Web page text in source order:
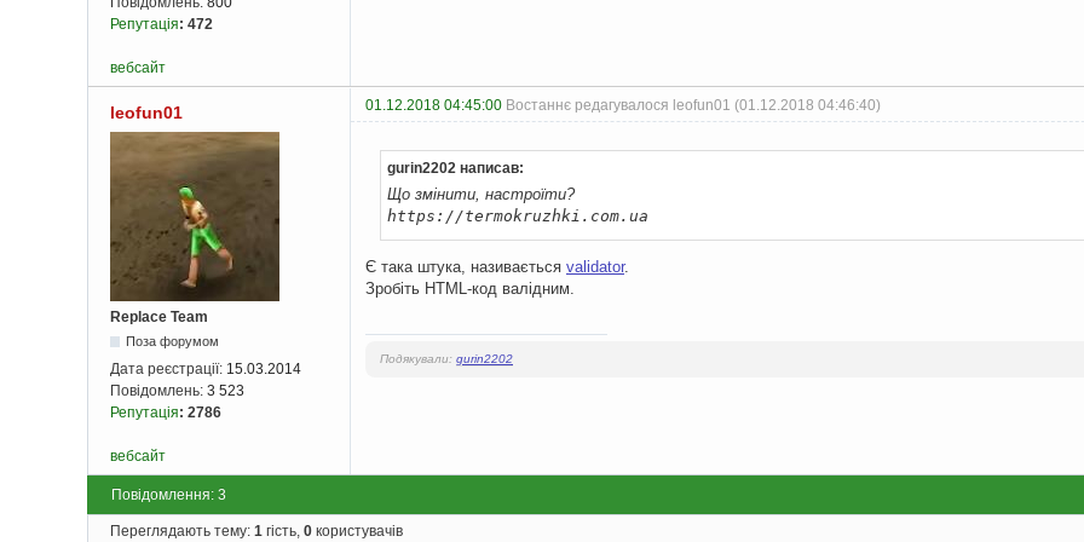
Репутація: 472
вебсайт
leofun01 01.12.2018 04:45:00 Востаннє редагувалося leofun01 (01.12.2018 04:46:40)
Replace Team
Поза форумом
Дата реєстрації: 15.03.2014
Повідомлень: 3 523
Репутація: 2786
gurin2202 написав:
Що змінити, настроїти?
https ://termokruzhki.com.ua
Є така штука, називається validator.
Зробіть HTML-код валідним.
Подякували: gurin2202
вебсайт
Повідомлення: 3
Переглядають тему: 1 гість, 0 користувачів